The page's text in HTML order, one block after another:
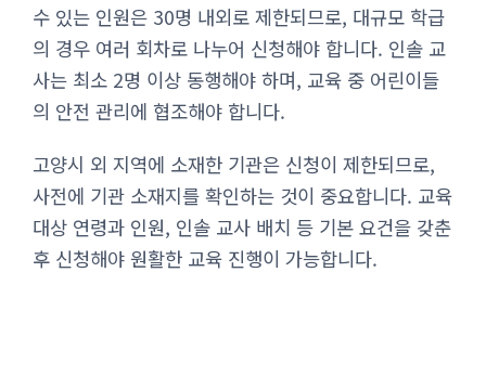
수 있는 인원은 30명 내외로 제한되므로, 대규모 학급
의 경우 여러 회차로 나누어 신청해야 합니다. 인솔 교
사는 최소 2명 이상 동행해야 하며, 교육 중 어린이들
의 안전 관리에 협조해야 합니다.
고양시 외 지역에 소재한 기관은 신청이 제한되므로,
사전에 기관 소재지를 확인하는 것이 중요합니다. 교육
대상 연령과 인원, 인솔 교사 배치 등 기본 요건을 갖춘
후 신청해야 원활한 교육 진행이 가능합니다.